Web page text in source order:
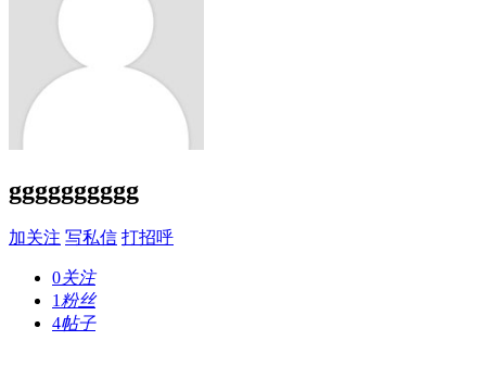
gggggggggg
加关注 写私信 打招呼
0关注
1 粉丝
4帖子